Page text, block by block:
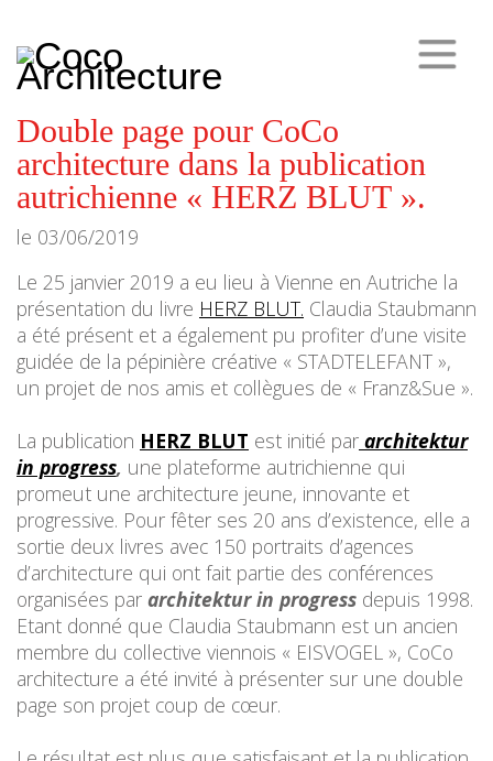
Architecture
architecture,
urbanisme,
etc.
Double page pour CoCo
architecture dans la publication
autrichienne « HERZ BLUT ».
le 03/06/2019
Le 25 janvier 2019 a eu lieu à Vienne en Autriche la
présentation du livre HERZ BLUT. Claudia Staubmann
a été présent et a également pu profiter d’une visite
guidée de la pépinière créative « STADTELEFANT »,
un projet de nos amis et collègues de « Franz&Sue ».
La publication HERZ BLUT est initié par architektur
in progress, une plateforme autrichienne qui
promeut une architecture jeune, innovante et
progressive. Pour fêter ses 20 ans d’existence, elle a
sortie deux livres avec 150 portraits d’agences
d’architecture qui ont fait partie des conférences
organisées par architektur in progress depuis 1998.
Etant donné que Claudia Staubmann est un ancien
membre du collective viennois « EISVOGEL », CoCo
architecture a été invité à présenter sur une double
page son projet coup de cœur.